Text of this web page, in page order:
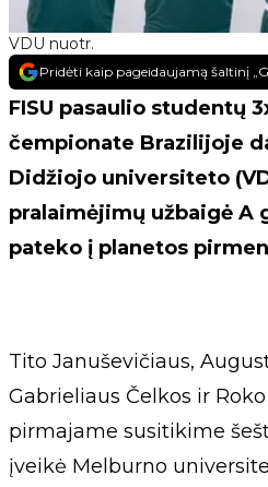
VDU nuotr.
Pridėti kaip pageidaujamą šaltinį
FISU pasaulio studentų
čempionate Brazilijoje
Didžiojo universiteto
pralaimėjimų užbaigė A
pateko į planetos
Tito Januševičiaus,
Gabrieliaus Čelkos ir
pirmajame susitikime
įveikė Melburno